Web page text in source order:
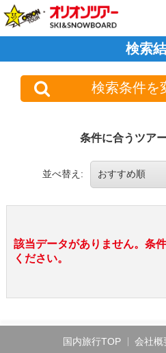
検索
検索条件を
条件に合うツア
並べ替え:
該当データがありません。条
ください。
国内旅行TOP 会社概